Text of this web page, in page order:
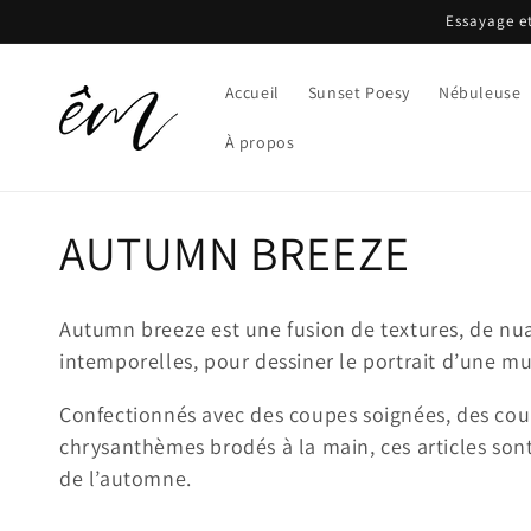
au
Essayage
Accueil Sunset Poesy Nébuleuse
À propos
C
o
l
l
e
AUTUMN BREEZE
Autumn breeze est une fusion de textures, de
intemporelles, pour dessiner le portrait d’une
Confectionnés avec des coupes soignées, des
chrysanthèmes brodés à la main, ces articles
de l’automne.